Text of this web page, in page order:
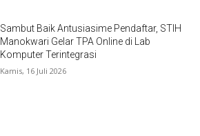
Sambut Baik Antusiasime Pendaftar, STIH
Manokwari Gelar TPA Online di Lab
Komputer Terintegrasi
Kamis, 16 Juli 2026